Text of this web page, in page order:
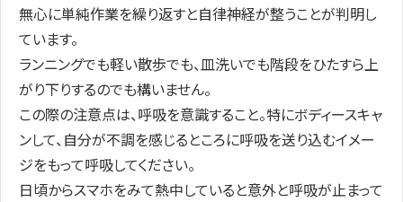
無心に単純作業を繰り返すと自律神経が整うことが判明し
ています。
ランニングでも軽い散歩でも、皿洗いでも階段をひたすら上
がり下りするのでも構いません。
この際の注意点は、呼吸を意識すること。特にボディースキャ
ンして、自分が不調を感じるところに呼吸を送り込むイメー
ジをもって呼吸してください。
日頃からスマホをみて熱中していると意外と呼吸が止まって